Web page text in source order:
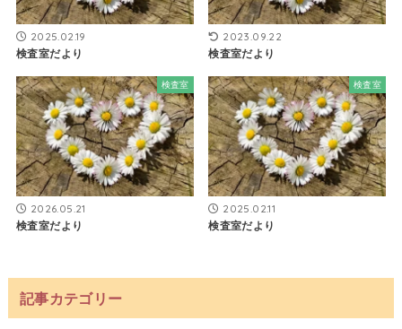
2025.02.19
検査室だより
2023.09.22
検査室だより
検査室
2026.05.21
検査室だより
検査室
2025.02.11
検査室だより
記事カテゴリー